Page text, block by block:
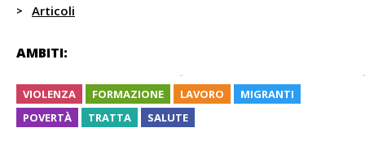
Articoli
AMBITI:
VIOLENZA FORMAZIONE LAVORO
MIGRANTI
POVERTÀ
TRATTA SALUTE